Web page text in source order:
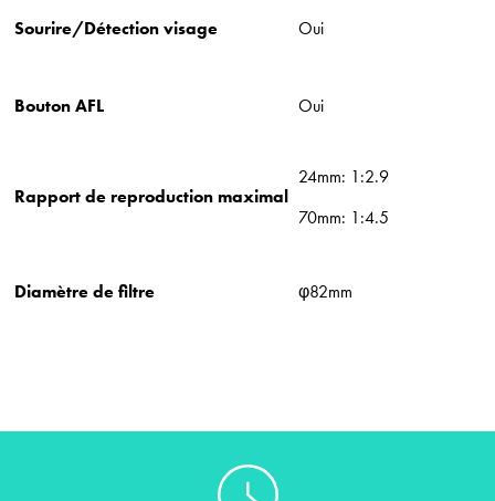
Sourire/Détection visage Oui
Bouton AFL Oui
Rapport de reproduction maximal
24mm: 1:2.9
70mm: 1:4.5
Diamètre de filtre φ82mm